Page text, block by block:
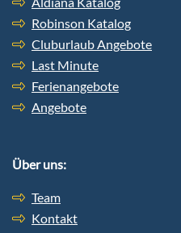
Robinson Katalog
Cluburlaub Angebote
Last Minute
Ferienangebote
Angebote
Über uns:
Team
Kontakt